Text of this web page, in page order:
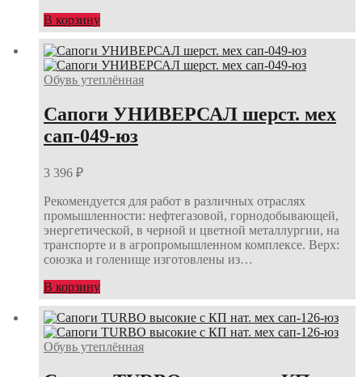
В корзину
Обувь утеплённая
Сапоги УНИВЕРСАЛ шерст. мех
сап-049-юз
3 396 ₽
Рекомендуется для работ в различных отраслях
промышленности: нефтегазовой, горнодобывающей,
энергетической, в черной и цветной металлургии, на
транспорте и в агропромышленном комплексе. Верх:
союзка и голенище изготовлены из…
В корзину
Обувь утеплённая